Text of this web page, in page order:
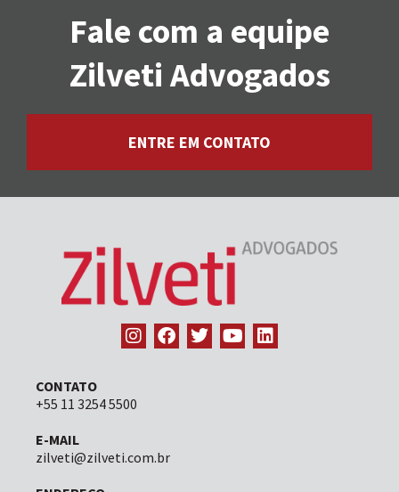
Fale com a equipe
Zilveti Advogados
ENTRE EM CONTATO
CONTATO
+55 11 3254 5500
E-MAIL
zilveti@zilveti.com.br